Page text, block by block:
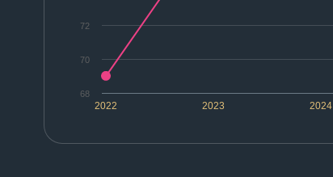
2022 2023 2024
68
70
72